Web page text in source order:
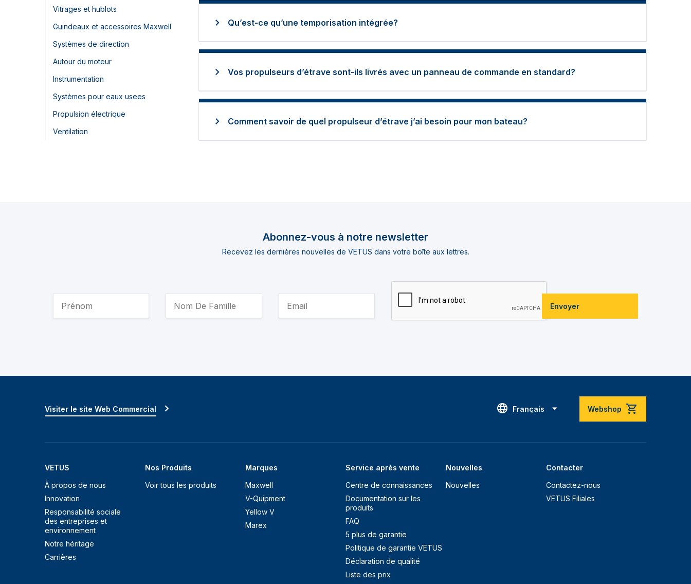
Vitrages et hublots
Guindeaux et accessoires Maxwell
Systèmes de direction
Autour du moteur
Instrumentation
Systèmes pour eaux usees
Propulsion électrique
Ventilation
Qu’est-ce qu’une temporisation intégrée?
Vos propulseurs d’étrave sont-ils livrés avec un panneau de commande en standard?
Comment savoir de quel propulseur d’étrave j’ai besoin pour mon bateau?
Abonnez-vous à notre newsletter
Recevez les dernières nouvelles de VETUS dans votre boîte aux lettres.
Envoyer
Français Webshop
VETUS
À propos de nous
Innovation
Responsabilité sociale
des entreprises et
environnement
Notre héritage
Carrières
Nos Produits
Voir tous les produits
Marques
Maxwell
V-Quipment
Yellow V
Marex
Service après vente
Centre de connaissances
Documentation sur les
produits
FAQ
5 plus de garantie
Politique de garantie VETUS
Déclaration de qualité
Liste des prix
Nouvelles
Nouvelles
Contacter
Contactez-nous
VETUS Filiales
Visiter le site Web Commercial